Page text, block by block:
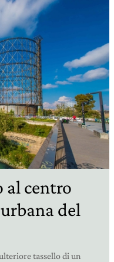
al centro
del
tassello di un